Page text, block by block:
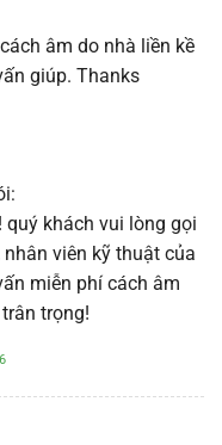
âm do nhà liền kề
giúp. Thanks
quý khách vui lòng gọi
viên kỹ thuật của
miễn phí cách âm
trọng!